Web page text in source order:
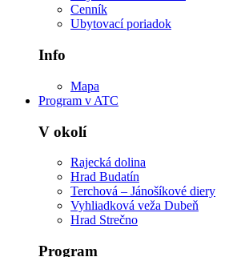
Cenník
Ubytovací poriadok
Info
Mapa
Program v ATC
V okolí
Rajecká dolina
Hrad Budatín
Terchová – Jánošíkové diery
Vyhliadková veža Dubeň
Hrad Strečno
Program